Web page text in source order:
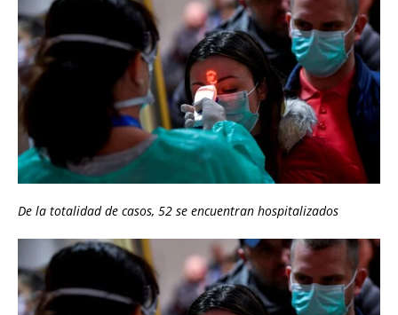
De la totalidad de casos, 52 se encuentran hospitalizados